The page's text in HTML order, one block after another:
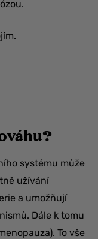
systému může
užívání
a umožňují
Dále k tomu
To vše